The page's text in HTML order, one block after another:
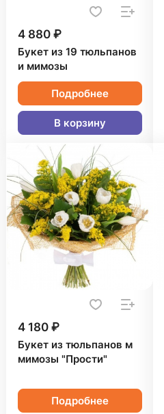
4 880 ₽
Букет из 19 тюльпанов
и мимозы
Подробнее
В корзину
4 180 ₽
Букет из тюльпанов м
мимозы "Прости"
Подробнее